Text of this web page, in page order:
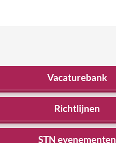
Vacaturebank
Richtlijnen
STN evenementen